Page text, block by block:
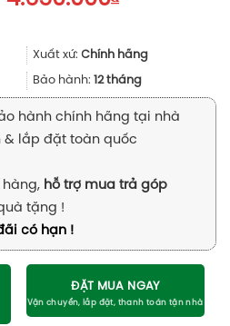
7.800.000₫.là:
4.650.000₫.
Xuất xứ: Chính hãng
Bảo hành: 12 tháng
hành chính hãng tại nhà
& lắp đặt toàn quốc
hàng, hỗ trợ mua trả góp
tặng !
có hạn !
ĐẶT MUA NGAY